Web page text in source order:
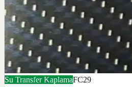
Su Transfer KaplamaFC29